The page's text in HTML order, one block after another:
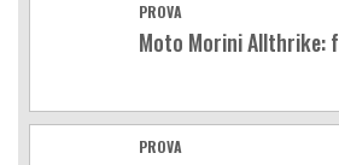
PROVA
Moto Morini Allthrike:
PROVA